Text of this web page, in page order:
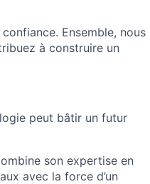
Ensemble, nous
à construire un
peut bâtir un futur
son expertise en
avec la force d’un